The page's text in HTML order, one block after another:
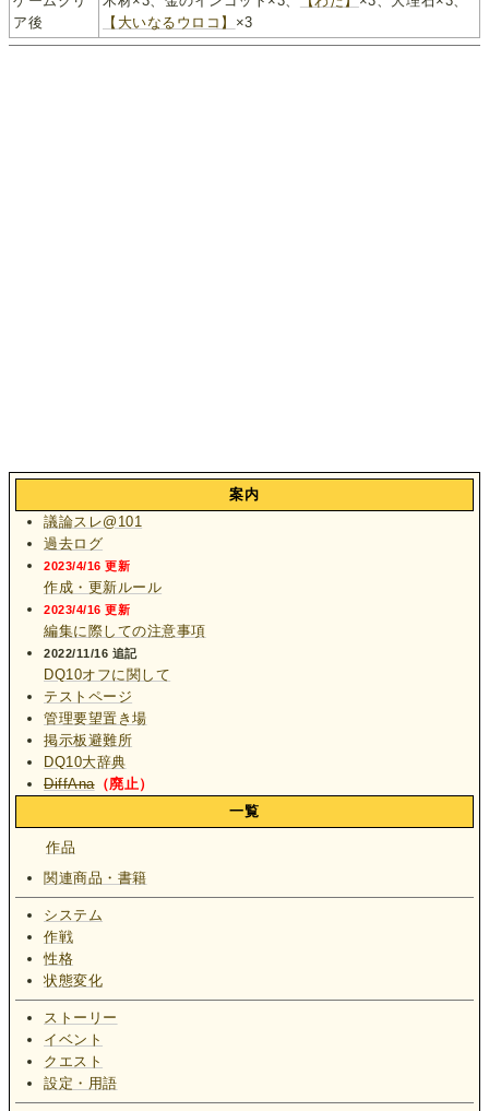
ア後
【大いなるウロコ】 ×3
案内
議論スレ@101
過去ログ
2023/4/16 更新
作成・更新ルール
2023/4/16 更新
編集に際しての注意事項
2022/11/16 追記
DQ10オフに関して
テストページ
管理要望置き場
掲示板避難所
DQ10大辞典
DiffAna（廃止）
一覧
作品
関連商品・書籍
システム
作戦
性格
状態変化
ストーリー
イベント
クエスト
設定・用語